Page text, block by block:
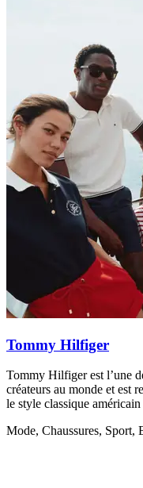
Tommy Hilfiger
Tommy Hilfiger est l’une
créateurs au monde et est
le style classique
Mode, Chaussures, Sport,